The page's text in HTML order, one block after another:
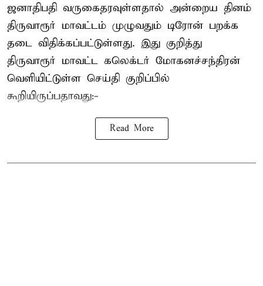
ஜனாதிபதி வருகைதரவுள்ளதால் அன்றைய தினம்
திருவாரூர் மாவட்டம் முழுவதும் டிரோன் பறக்க
தடை விதிக்கப்பட்டுள்ளது. இது குறித்து
திருவாரூர் மாவட்ட கலெக்டர் மோகனச்சந்திரன்
வெளியிட்டுள்ள செய்தி குறிப்பில்
கூறியிருப்பதாவது:-
Read More